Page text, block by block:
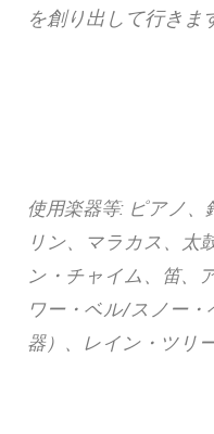
を創り出して行きま
使用楽器等: ピアノ
リン、マラカス、太
ン・チャイム、笛、
ワー・ベル/スノー
器）、レイン・ツリ